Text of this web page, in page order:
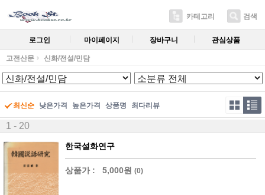
카테고리 검색
로그인 마이페이지 장바구니 관심상품
고전산문 신화/전설/민담
최신순 낮은가격 높은가격 상품명 최다리뷰
1 - 20
한국설화연구
상품가 : 5,000원 (0)